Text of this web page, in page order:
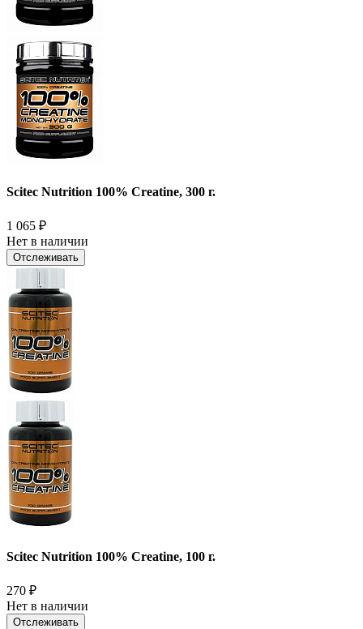
Scitec Nutrition 100% Creatine, 300 г.
1 065 ₽
Нет в наличии
Отслеживать
Scitec Nutrition 100% Creatine, 100 г.
270 ₽
Нет в наличии
Отслеживать